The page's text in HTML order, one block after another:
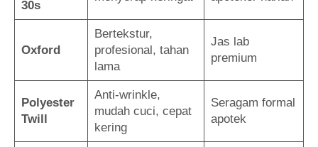
30s
Oxford
Bertekstur,
profesional, tahan
lama
Jas lab
premium
Polyester
Twill
Anti-wrinkle,
mudah cuci, cepat
kering
Seragam formal
apotek